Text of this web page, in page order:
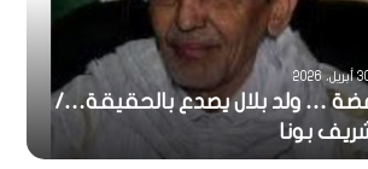
2026
… ولد بلال يصدع بالحقيقة…/
بونا